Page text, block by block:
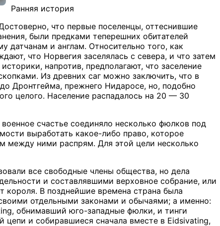
Ранняя история
что первые поселенцы, оттеснившие
были предками теперешних обитателей
датчанам и англам. Относительно того, как
что Норвегия заселялась с севера, и что затем
напротив, предполагают, что заселение
Из древних саг можно заключить, что в
Дронтгейма, прежнего Нидаросе, но, подобно
целого. Население распадалось на 20 — 30
счастье соединяло несколько фюлков под
выработать какое-либо право, которое
между ними распрям. Для этой цели несколько
все свободные члены общества, но дела
и составлявшими верховное собрание, или
короля. В позднейшие времена страна была
отдельными законами и обычаями; а именно:
обнимавший юго-западные фюлки, и тинги
и собиравшиеся сначала вместе в Eidsivating,